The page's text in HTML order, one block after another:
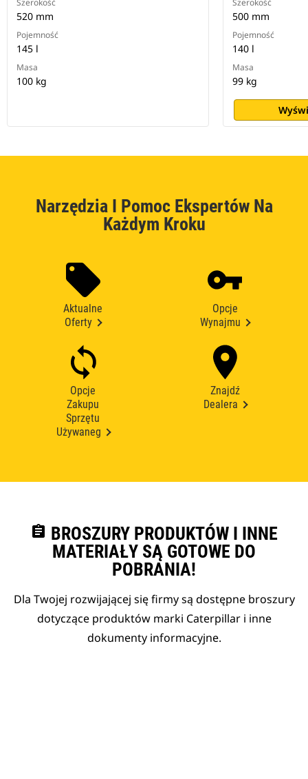
Szerokość
520 mm
Pojemność
145 l
Masa
100 kg
Szerokość
500 mm
Pojemność
140 l
Masa
99 kg
Narzędzia I Pomoc Ekspertów Na
Każdym Kroku
Aktualne
Oferty
Opcje
Wynajmu
Opcje
Zakupu
Sprzętu
Używaneg
Znajdź
Dealera
assignment BROSZURY PRODUKTÓW I INNE
MATERIAŁY SĄ GOTOWE DO
POBRANIA!
Dla Twojej rozwijającej się firmy są dostępne broszury
dotyczące produktów marki Caterpillar i inne
dokumenty informacyjne.